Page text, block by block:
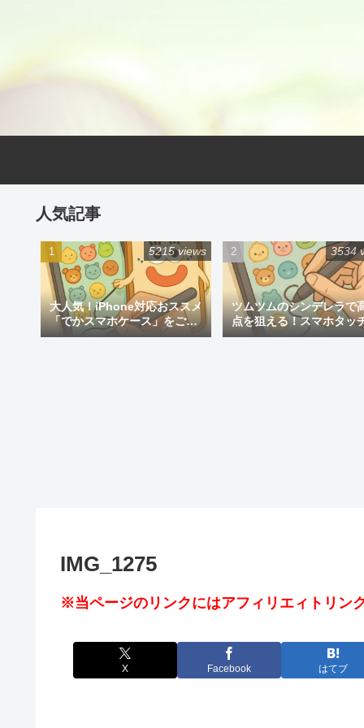
人気記事
大人気！iPhone対応おススメ
「でかスマホケース」をご紹
介
5215 views
ツムツムのシンデレラで
点を狙える！スマホタッ
ン
3534
IMG_1275
※当ページのリンクにはアフィリエィトリン
X Facebook はてブ